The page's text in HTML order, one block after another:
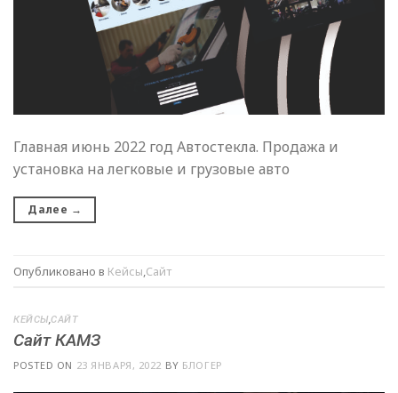
Главная июнь 2022 год Автостекла. Продажа и
установка на легковые и грузовые авто
Далее →
Опубликовано в Кейсы,Сайт
КЕЙСЫ,САЙТ
Сайт КАМЗ
POSTED ON 23 ЯНВАРЯ, 2022 BY БЛОГЕР